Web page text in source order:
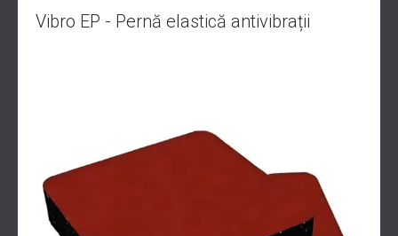
Vibro EP - Pernă elastică antivibrații